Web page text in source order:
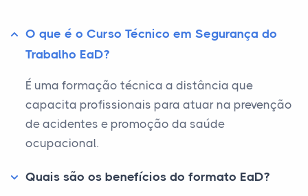
O que é o Curso Técnico em Segurança do
Trabalho EaD?
É uma formação técnica a distância que
capacita profissionais para atuar na prevenção
de acidentes e promoção da saúde
ocupacional.
Quais são os benefícios do formato EaD?